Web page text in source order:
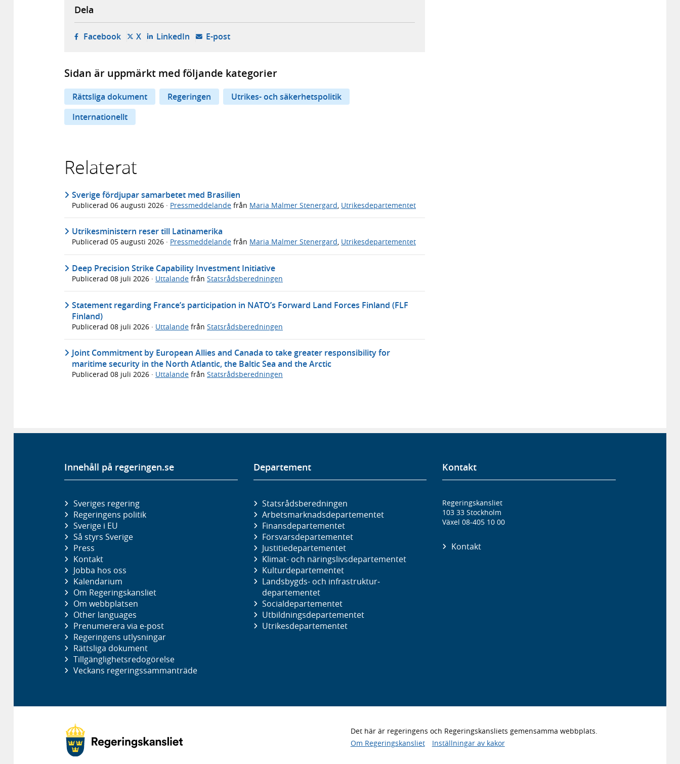
Dela
Facebook- öppnas i ny flik, extern webbplats,
X- öppnas i ny flik, extern webbplats,
LinkedIn- öppnas i ny flik, extern webbplats,
E-post- öppnar din e-postklient,
Sidan är uppmärkt med följande kategorier
Rättsliga dokument Regeringen
Utrikes- och säkerhetspolitik
Internationellt
Relaterat
Sverige fördjupar samarbetet med Brasilien
Publicerad 06 augusti 2026 · Pressmeddelande från Maria Malmer Stenergard Utrikesdepartementet
Utrikesministern reser till Latinamerika
Publicerad 05 augusti 2026 · Pressmeddelande från Maria Malmer Stenergard, Utrikesdepartementet
Deep Precision Strike Capability Investment Initiative
Publicerad 08 juli 2026 · Uttalande från Statsrådsberedningen
Statement regarding France’s participation in NATO’s Forward Land Forces Finland (FLF
Finland)
Publicerad 08 juli 2026 · Uttalande från Statsrådsberedningen
Joint Commitment by European Allies and Canada to take greater responsibility for
maritime security in the North Atlantic, the Baltic Sea and the Arctic
Publicerad 08 juli 2026 · Uttalande från Statsrådsberedningen
Innehåll på regeringen.se
Sveriges regering
Regeringens politik
Sverige i EU
Så styrs Sverige
Press
Kontakt
Jobba hos oss
Kalendarium
Om Regeringskansliet
Om webbplatsen
Other languages
Prenumerera via e-post
Regeringens utlysningar
Rättsliga dokument
Tillgänglighetsredogörelse
Veckans regeringssammanträde
Departement
Statsrådsberedningen
Arbetsmarknads­departementet
Finans­departementet
Försvars­departementet
Justitie­departementet
Klimat- och näringslivs­departementet
Kultur­departementet
Landsbygds- och infrastruktur­
departementet
Social­departementet
Utbildnings­departementet
Utrikes­departementet
Kontakt
Regeringskansliet
103 33 Stockholm
Växel 08-405 10 00
Kontakt
Det här är regeringens och Regeringskansliets gemensamma webbplats.
Om Regeringskansliet
Inställningar av kakor